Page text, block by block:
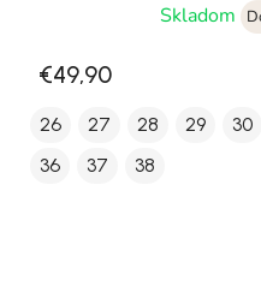
Skladom
€49,90
26 27 28 29 30
36
37 38